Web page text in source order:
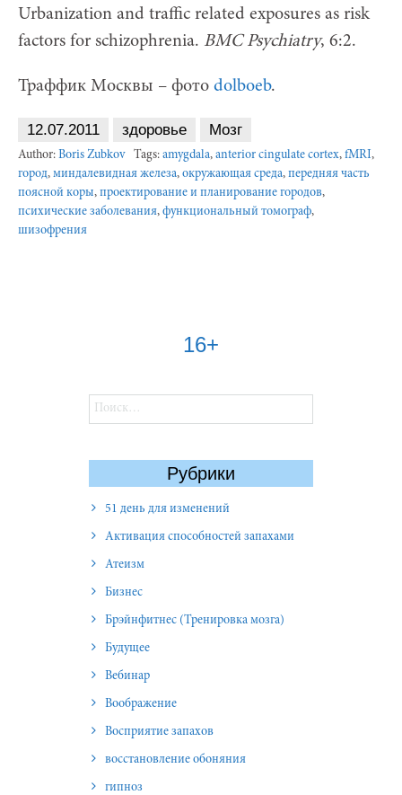
Urbanization and traffic related exposures as risk
factors for schizophrenia. BMC Psychiatry, 6:2.
Траффик Москвы – фото dolboeb.
12.07.2011 здоровье Мозг
Author: Boris Zubkov Tags: amygdala, anterior cingulate cortex, fMRI,
город, миндалевидная железа, окружающая среда, передняя часть
поясной коры, проектирование и планирование городов,
психические заболевания, функциональный томограф,
шизофрения
16+
Найти:
Рубрики
51 день для изменений
Активация способностей запахами
Атеизм
Бизнес
Брэйнфитнес (Тренировка мозга)
Будущее
Вебинар
Воображение
Восприятие запахов
восстановление обоняния
гипноз